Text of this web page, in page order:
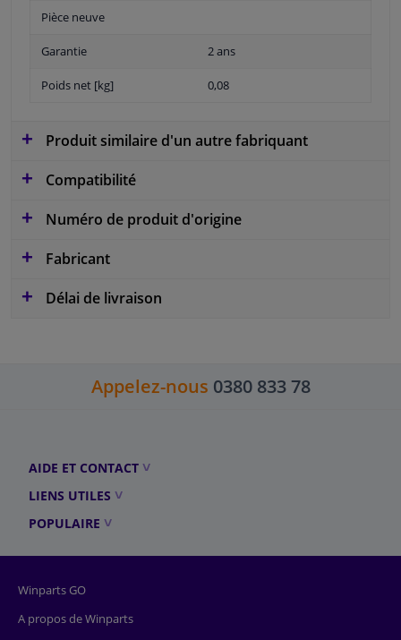
Pièce neuve
Garantie 2 ans
Poids net [kg] 0,08
Produit similaire d'un autre fabriquant
Compatibilité
Numéro de produit d'origine
Fabricant
Délai de livraison
Appelez-nous 0380 833 78
AIDE ET CONTACT
LIENS UTILES
POPULAIRE
Winparts GO
A propos de Winparts